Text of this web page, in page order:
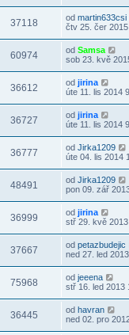
37118 od martin633csi
čtv 25. čer
60974 od Samsa
sob 23. kvě
36612 od jirina
úte 11. lis 2014
36727 od jirina
úte 11. lis 2014
36777 od Jirka1209
úte 04. lis 2014
48491 od Jirka1209
pon 09. zář
36999 od jirina
stř 29. kvě
37667 od petazbudejic
ned 27. led
75968 od jeeena
stř 16. led 2013
36445 od havran
ned 02. pro